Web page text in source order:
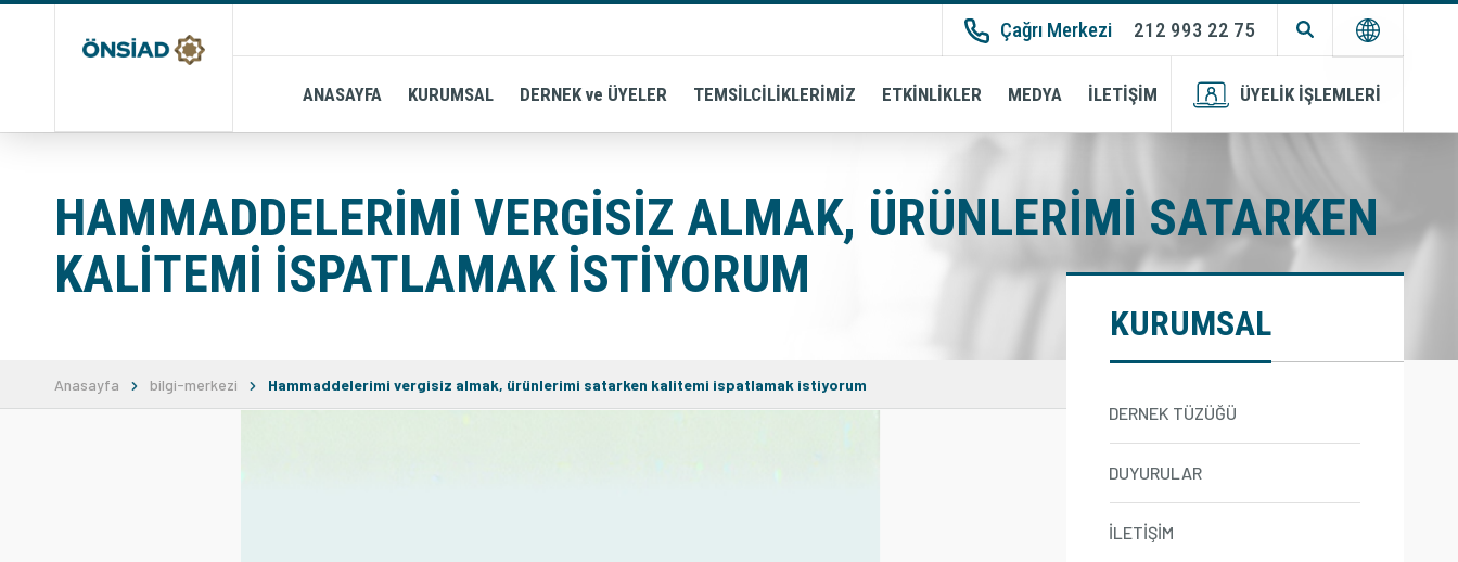
Çağrı Merkezi 212 993 22 75
ANASAYFA KURUMSAL DERNEK ve ÜYELER TEMSİLCİLİKLERİMİZ ETKİNLİKLER MEDYA İLETİŞİM ÜYELİK İŞLEMLERİ
Üyelik
HAMMADDELERIMI VERGISIZ ALMAK, ÜRÜNLERIMI SATARKEN
KALITEMI ISPATLAMAK ISTIYORUM
Anasayfa bilgi-merkezi Hammaddelerimi vergisiz almak, ürünlerimi satarken kalitemi ispatlamak istiyorum
KURUMSAL
DERNEK TÜZÜĞÜ
DUYURULAR
İLETİŞİM